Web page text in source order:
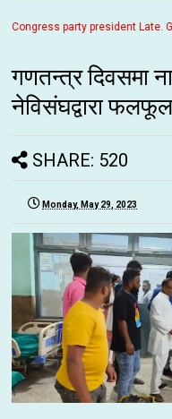
party president Late.
गणतन्त्र दिवसमा
नेविसंघद्वारा
SHARE: 520
Monday, May 29, 2023